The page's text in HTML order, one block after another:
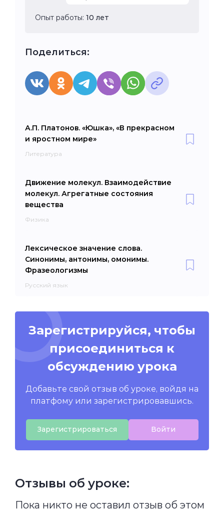
Опыт работы: 10 лет
Поделиться:
А.П. Платонов. «Юшка», «В прекрасном
и яростном мире»
Литература
Движение молекул. Взаимодействие
молекул. Агрегатные состояния
вещества
Физика
Лексическое значение слова.
Синонимы, антонимы, омонимы.
Фразеологизмы
Русский язык
Зарегистрируйся, чтобы
присоединиться к
обсуждению урока
Добавьте свой отзыв об уроке, войдя на
платфому или зарегистрировавшись.
Зарегистрироваться Войти
Отзывы об уроке:
Пока никто не оставил отзыв об этом